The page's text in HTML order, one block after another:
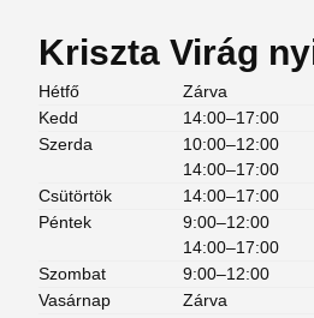
Kriszta Virág
Hétfő
Zárva
Kedd
14:00–17:00
Szerda
10:00–12:00
14:00–17:00
Csütörtök
14:00–17:00
Péntek
9:00–12:00
14:00–17:00
Szombat
9:00–12:00
Vasárnap
Zárva